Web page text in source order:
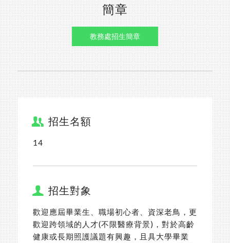
簡章
教務處招生簡章
招生名額
14
招生對象
歡迎應屆畢業生、職場初心者、資深老鳥，更
歡迎跨領域的人才(不限醫療背景)，對於高齡
健康或長期照護議題有興趣，且具大學畢業